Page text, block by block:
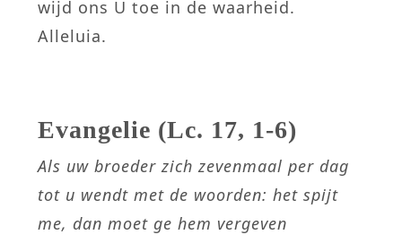
wijd ons U toe in de waarheid.
Alleluia.
Evangelie (Lc. 17, 1-6)
Als uw broeder zich zevenmaal per dag
tot u wendtmet de woorden: het spijt
me, dan moet ge hem vergeven